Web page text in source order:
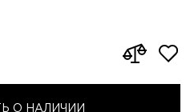
О НАЛИЧИИ